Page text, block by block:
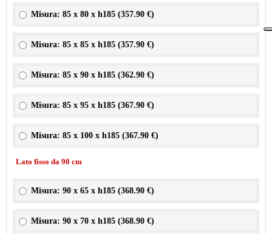
Misura: 85 x 80 x h185 (357.90 €)
Misura: 85 x 85 x h185 (357.90 €)
Misura: 85 x 90 x h185 (362.90 €)
Misura: 85 x 95 x h185 (367.90 €)
Misura: 85 x 100 x h185 (367.90 €)
Lato fisso da 90 cm
Misura: 90 x 65 x h185 (368.90 €)
Misura: 90 x 70 x h185 (368.90 €)